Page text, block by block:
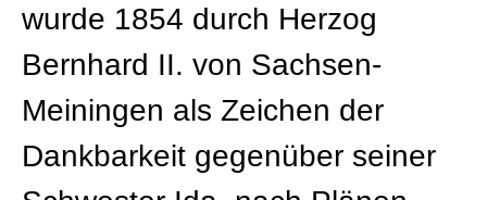
wurde 1854 durch Herzog
Bernhard II. von Sachsen-
Meiningen als Zeichen der
Dankbarkeit gegenüber seiner